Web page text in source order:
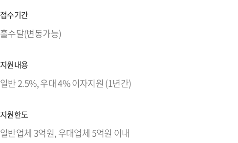
접수기간
홀수달(변동가능)
지원내용
일반 2.5%, 우대 4% 이자지원 (1년간)
지원한도
일반업체 3억원, 우대업체 5억원 이내